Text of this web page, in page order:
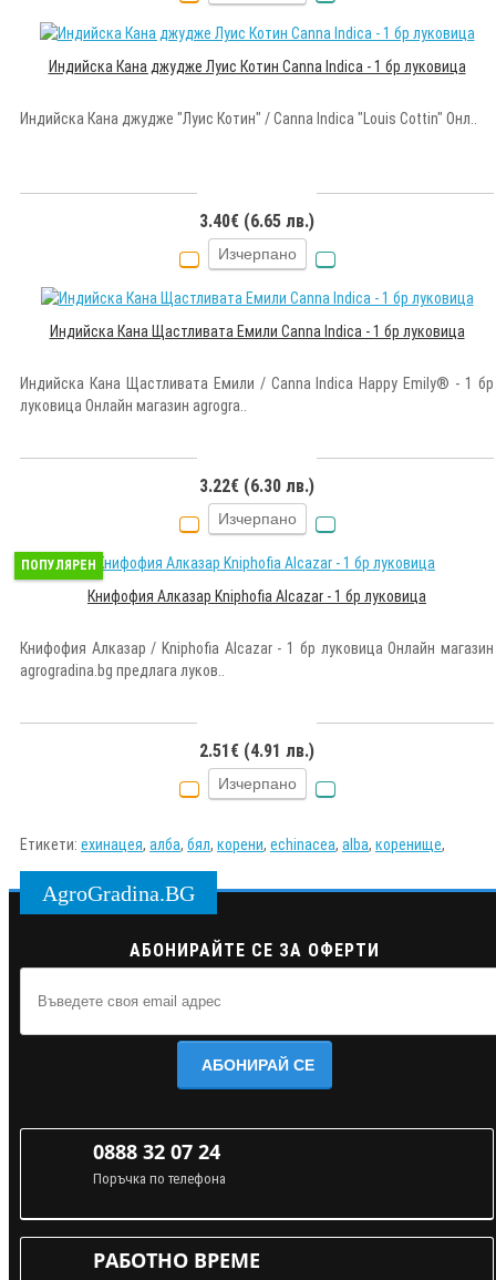
Индийска Кана джудже Луис Котин Canna Indica - 1 бр луковица
Индийска Кана джудже "Луис Котин" / Canna Indica "Louis Cottin" Онл..
3.40€ (6.65 лв.)
Изчерпано
Индийска Кана Щастливата Емили Canna Indica - 1 бр луковица
Индийска Кана Щастливата Емили / Canna Indica Happy Emily® - 1 бр
луковица Онлайн магазин agrogra..
3.22€ (6.30 лв.)
Изчерпано
ПОПУЛЯРЕН
Книфофия Алказар Kniphofia Alcazar - 1 бр луковица
Книфофия Алказар / Kniphofia Alcazar - 1 бр луковица Онлайн магазин
agrogradina.bg предлага луков..
2.51€ (4.91 лв.)
Изчерпано
Етикети: ехинацея, алба, бял, корени, echinacea, alba, коренище,
AgroGradina.BG
АБОНИРАЙТЕ СЕ ЗА ОФЕРТИ
АБОНИРАЙ СЕ
0888 32 07 24
Поръчка по телефона
РАБОТНО ВРЕМЕ